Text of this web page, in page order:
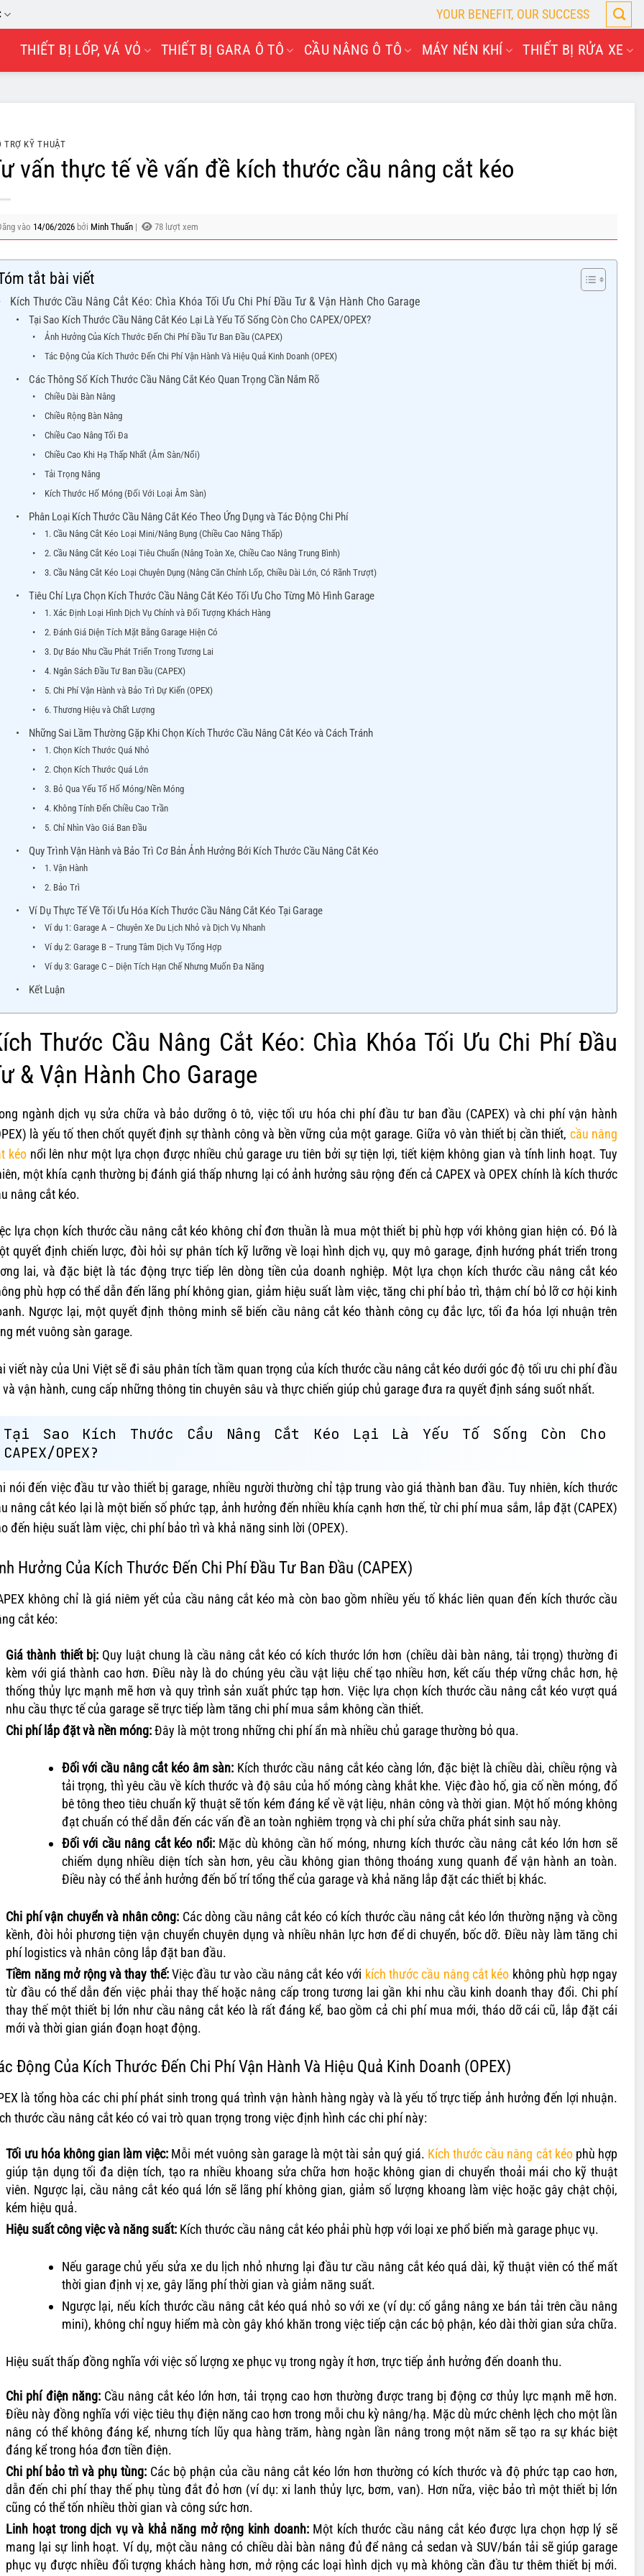
YOUR BENEFIT, OUR SUCCESS
THIẾT BỊ LỐP, VÁ VỎ THIẾT BỊ GARA Ô TÔ CẦU NÂNG Ô TÔ MÁY NÉN KHÍ THIẾT BỊ RỬA XE
TRỢ KỸ THUẬT
vấn thực tế về vấn đề kích thước cầu nâng cắt kéo
vào 14/06/2026 bởi Minh Thuấn | 78 lượt xem
tắt bài viết
Kích Thước Cầu Nâng Cắt Kéo: Chìa Khóa Tối Ưu Chi Phí Đầu Tư & Vận Hành Cho Garage
Tại Sao Kích Thước Cầu Nâng Cắt Kéo Lại Là Yếu Tố Sống Còn Cho CAPEX/OPEX?
Ảnh Hưởng Của Kích Thước Đến Chi Phí Đầu Tư Ban Đầu (CAPEX)
Tác Động Của Kích Thước Đến Chi Phí Vận Hành Và Hiệu Quả Kinh Doanh (OPEX)
Các Thông Số Kích Thước Cầu Nâng Cắt Kéo Quan Trọng Cần Nắm Rõ
Chiều Dài Bàn Nâng
Chiều Rộng Bàn Nâng
Chiều Cao Nâng Tối Đa
Chiều Cao Khi Hạ Thấp Nhất (Âm Sàn/Nổi)
Tải Trọng Nâng
Kích Thước Hố Móng (Đối Với Loại Âm Sàn)
Phân Loại Kích Thước Cầu Nâng Cắt Kéo Theo Ứng Dụng và Tác Động Chi Phí
1. Cầu Nâng Cắt Kéo Loại Mini/Nâng Bụng (Chiều Cao Nâng Thấp)
2. Cầu Nâng Cắt Kéo Loại Tiêu Chuẩn (Nâng Toàn Xe, Chiều Cao Nâng Trung Bình)
3. Cầu Nâng Cắt Kéo Loại Chuyên Dụng (Nâng Căn Chỉnh Lốp, Chiều Dài Lớn, Có Rãnh Trượt)
Tiêu Chí Lựa Chọn Kích Thước Cầu Nâng Cắt Kéo Tối Ưu Cho Từng Mô Hình Garage
1. Xác Định Loại Hình Dịch Vụ Chính và Đối Tượng Khách Hàng
2. Đánh Giá Diện Tích Mặt Bằng Garage Hiện Có
3. Dự Báo Nhu Cầu Phát Triển Trong Tương Lai
4. Ngân Sách Đầu Tư Ban Đầu (CAPEX)
5. Chi Phí Vận Hành và Bảo Trì Dự Kiến (OPEX)
6. Thương Hiệu và Chất Lượng
Những Sai Lầm Thường Gặp Khi Chọn Kích Thước Cầu Nâng Cắt Kéo và Cách Tránh
1. Chọn Kích Thước Quá Nhỏ
2. Chọn Kích Thước Quá Lớn
3. Bỏ Qua Yếu Tố Hố Móng/Nền Móng
4. Không Tính Đến Chiều Cao Trần
5. Chỉ Nhìn Vào Giá Ban Đầu
Quy Trình Vận Hành và Bảo Trì Cơ Bản Ảnh Hưởng Bởi Kích Thước Cầu Nâng Cắt Kéo
1. Vận Hành
2. Bảo Trì
Ví Dụ Thực Tế Về Tối Ưu Hóa Kích Thước Cầu Nâng Cắt Kéo Tại Garage
Ví dụ 1: Garage A – Chuyên Xe Du Lịch Nhỏ và Dịch Vụ Nhanh
Ví dụ 2: Garage B – Trung Tâm Dịch Vụ Tổng Hợp
Ví dụ 3: Garage C – Diện Tích Hạn Chế Nhưng Muốn Đa Năng
Kết Luận
Thước Cầu Nâng Cắt Kéo: Chìa Khóa Tối Ưu Chi Phí Đầu
& Vận Hành Cho Garage
ngành dịch vụ sửa chữa và bảo dưỡng ô tô, việc tối ưu hóa chi phí đầu tư ban đầu (CAPEX) và chi phí vận hành
là yếu tố then chốt quyết định sự thành công và bền vững của một garage. Giữa vô vàn thiết bị cần thiết, cầu nâng
kéonổi lên như một lựa chọn được nhiều chủ garage ưu tiên bởi sự tiện lợi, tiết kiệm không gian và tính linh hoạt. Tuy
một khía cạnh thường bị đánh giá thấp nhưng lại có ảnh hưởng sâu rộng đến cả CAPEX và OPEX chính là kích thước
nâng cắt kéo.
lựa chọn kích thước cầu nâng cắt kéo không chỉ đơn thuần là mua một thiết bị phù hợp với không gian hiện có. Đó là
quyết định chiến lược, đòi hỏi sự phân tích kỹ lưỡng về loại hình dịch vụ, quy mô garage, định hướng phát triển trong
lai, và đặc biệt là tác động trực tiếp lên dòng tiền của doanh nghiệp. Một lựa chọn kích thước cầu nâng cắt kéo
phù hợp có thể dẫn đến lãng phí không gian, giảm hiệu suất làm việc, tăng chi phí bảo trì, thậm chí bỏ lỡ cơ hội kinh
Ngược lại, một quyết định thông minh sẽ biến cầu nâng cắt kéo thành công cụ đắc lực, tối đa hóa lợi nhuận trên
mét vuông sàn garage.
viết này của Uni Việt sẽ đi sâu phân tích tầm quan trọng của kích thước cầu nâng cắt kéo dưới góc độ tối ưu chi phí đầu
vận hành, cung cấp những thông tin chuyên sâu và thực chiến giúp chủ garage đưa ra quyết định sáng suốt nhất.
Tại Sao Kích Thước Cầu Nâng Cắt Kéo Lại Là Yếu Tố Sống Còn Cho
CAPEX/OPEX?
nói đến việc đầu tư vào thiết bị garage, nhiều người thường chỉ tập trung vào giá thành ban đầu. Tuy nhiên, kích thước
nâng cắt kéo lại là một biến số phức tạp, ảnh hưởng đến nhiều khía cạnh hơn thế, từ chi phí mua sắm, lắp đặt (CAPEX)
đến hiệu suất làm việc, chi phí bảo trì và khả năng sinh lời (OPEX).
Hưởng Của Kích Thước Đến Chi Phí Đầu Tư Ban Đầu (CAPEX)
không chỉ là giá niêm yết của cầu nâng cắt kéo mà còn bao gồm nhiều yếu tố khác liên quan đến kích thước cầu
cắt kéo:
Giá thành thiết bị:Quy luật chung là cầu nâng cắt kéo có kích thước lớn hơn (chiều dài bàn nâng, tải trọng) thường đi
kèm với giá thành cao hơn. Điều này là do chúng yêu cầu vật liệu chế tạo nhiều hơn, kết cấu thép vững chắc hơn, hệ
thống thủy lực mạnh mẽ hơn và quy trình sản xuất phức tạp hơn. Việc lựa chọn kích thước cầu nâng cắt kéo vượt quá
nhu cầu thực tế của garage sẽ trực tiếp làm tăng chi phí mua sắm không cần thiết.
Chi phí lắp đặt và nền móng:Đây là một trong những chi phí ẩn mà nhiều chủ garage thường bỏ qua.
Đối với cầu nâng cắt kéo âm sàn: Kích thước cầu nâng cắt kéo càng lớn, đặc biệt là chiều dài, chiều rộng và
tải trọng, thì yêu cầu về kích thước và độ sâu của hố móng càng khắt khe. Việc đào hố, gia cố nền móng, đổ
bê tông theo tiêu chuẩn kỹ thuật sẽ tốn kém đáng kể về vật liệu, nhân công và thời gian. Một hố móng không
đạt chuẩn có thể dẫn đến các vấn đề an toàn nghiêm trọng và chi phí sửa chữa phát sinh sau này.
Đối với cầu nâng cắt kéo nổi:Mặc dù không cần hố móng, nhưng kích thước cầu nâng cắt kéo lớn hơn sẽ
chiếm dụng nhiều diện tích sàn hơn, yêu cầu không gian thông thoáng xung quanh để vận hành an toàn.
Điều này có thể ảnh hưởng đến bố trí tổng thể của garage và khả năng lắp đặt các thiết bị khác.
Chi phí vận chuyển và nhân công: Các dòng cầu nâng cắt kéo có kích thước cầu nâng cắt kéo lớn thường nặng và cồng
kềnh, đòi hỏi phương tiện vận chuyển chuyên dụng và nhiều nhân lực hơn để di chuyển, bốc dỡ. Điều này làm tăng chi
phí logistics và nhân công lắp đặt ban đầu.
Tiềm năng mở rộng và thay thế:Việc đầu tư vào cầu nâng cắt kéo với kích thước cầu nâng cắt kéo không phù hợp ngay
từ đầu có thể dẫn đến việc phải thay thế hoặc nâng cấp trong tương lai gần khi nhu cầu kinh doanh thay đổi. Chi phí
thay thế một thiết bị lớn như cầu nâng cắt kéo là rất đáng kể, bao gồm cả chi phí mua mới, tháo dỡ cái cũ, lắp đặt cái
mới và thời gian gián đoạn hoạt động.
Động Của Kích Thước Đến Chi Phí Vận Hành Và Hiệu Quả Kinh Doanh (OPEX)
là tổng hòa các chi phí phát sinh trong quá trình vận hành hàng ngày và là yếu tố trực tiếp ảnh hưởng đến lợi nhuận.
thước cầu nâng cắt kéo có vai trò quan trọng trong việc định hình các chi phí này:
Tối ưu hóa không gian làm việc: Mỗi mét vuông sàn garage là một tài sản quý giá. Kích thước cầu nâng cắt kéophù hợp
giúp tận dụng tối đa diện tích, tạo ra nhiều khoang sửa chữa hơn hoặc không gian di chuyển thoải mái cho kỹ thuật
viên. Ngược lại, cầu nâng cắt kéo quá lớn sẽ lãng phí không gian, giảm số lượng khoang làm việc hoặc gây chật chội,
kém hiệu quả.
Hiệu suất công việc và năng suất: Kích thước cầu nâng cắt kéo phải phù hợp với loại xe phổ biến mà garage phục vụ.
Nếu garage chủ yếu sửa xe du lịch nhỏ nhưng lại đầu tư cầu nâng cắt kéo quá dài, kỹ thuật viên có thể mất
thời gian định vị xe, gây lãng phí thời gian và giảm năng suất.
Ngược lại, nếu kích thước cầu nâng cắt kéo quá nhỏ so với xe (ví dụ: cố gắng nâng xe bán tải trên cầu nâng
mini), không chỉ nguy hiểm mà còn gây khó khăn trong việc tiếp cận các bộ phận, kéo dài thời gian sửa chữa.
Hiệu suất thấp đồng nghĩa với việc số lượng xe phục vụ trong ngày ít hơn, trực tiếp ảnh hưởng đến doanh thu.
Chi phí điện năng:Cầu nâng cắt kéo lớn hơn, tải trọng cao hơn thường được trang bị động cơ thủy lực mạnh mẽ hơn.
Điều này đồng nghĩa với việc tiêu thụ điện năng cao hơn trong mỗi chu kỳ nâng/hạ. Mặc dù mức chênh lệch cho một lần
nâng có thể không đáng kể, nhưng tích lũy qua hàng trăm, hàng ngàn lần nâng trong một năm sẽ tạo ra sự khác biệt
đáng kể trong hóa đơn tiền điện.
Chi phí bảo trì và phụ tùng: Các bộ phận của cầu nâng cắt kéo lớn hơn thường có kích thước và độ phức tạp cao hơn,
dẫn đến chi phí thay thế phụ tùng đắt đỏ hơn (ví dụ: xi lanh thủy lực, bơm, van). Hơn nữa, việc bảo trì một thiết bị lớn
cũng có thể tốn nhiều thời gian và công sức hơn.
Linh hoạt trong dịch vụ và khả năng mở rộng kinh doanh:Một kích thước cầu nâng cắt kéo được lựa chọn hợp lý sẽ
mang lại sự linh hoạt. Ví dụ, một cầu nâng có chiều dài bàn nâng đủ để nâng cả sedan và SUV/bán tải sẽ giúp garage
phục vụ được nhiều đối tượng khách hàng hơn, mở rộng các loại hình dịch vụ mà không cần đầu tư thêm thiết bị mới.